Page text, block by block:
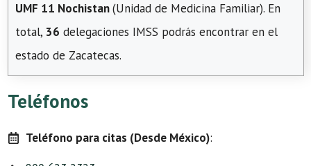
UMF 11 Nochistan(Unidad de Medicina Familiar). En
total, 36 delegaciones IMSS podrás encontrar en el
estado de Zacatecas.
Teléfonos
Teléfono para citas (Desde México):